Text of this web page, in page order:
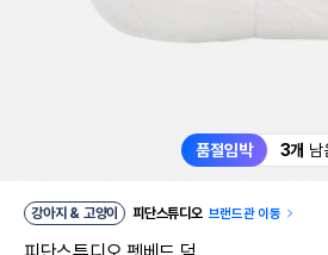
품절임박 3개 남
강아지 & 고양이 피단스튜디오 브랜드관 이동